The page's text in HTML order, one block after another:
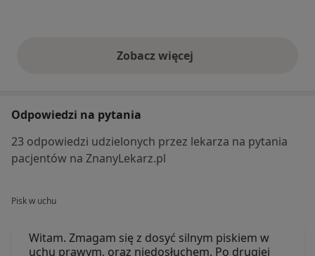
Zobacz więcejopinie powyżej
Odpowiedzi na pytania
23 odpowiedzi udzielonych przez lekarza na pytania
pacjentów na ZnanyLekarz.pl
Pisk w uchu
Witam. Zmagam się z dosyć silnym piskiem w
uchu prawym, oraz niedosłuchem. Po drugiej